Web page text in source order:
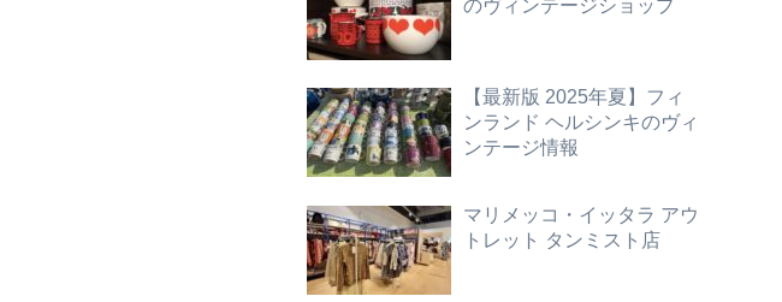
のヴィンテージショップ
【最新版 2025年夏】フィ
ンランド ヘルシンキのヴィ
ンテージ情報
マリメッコ・イッタラ アウ
トレット タンミスト店